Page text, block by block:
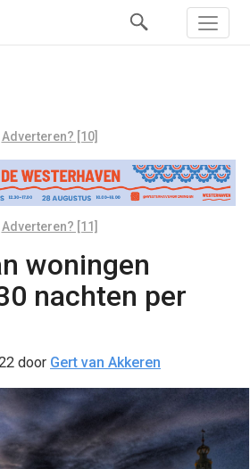
Adverteren? [10]
Adverteren? [11]
woningen
nachten per
door Gert van Akkeren